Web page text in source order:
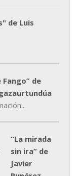
de Luis
Fango” de
“La mirada
sin ira” de
Javier